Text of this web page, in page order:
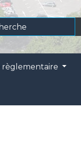
règlementaire